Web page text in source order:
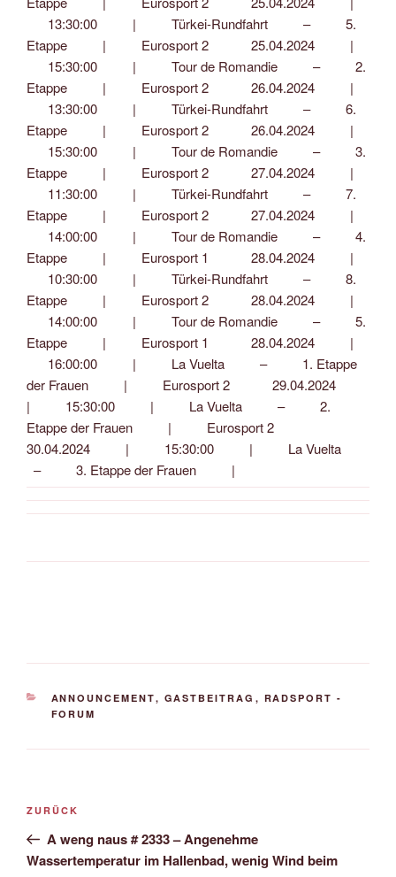
KATEGORIEN
ANNOUNCEMENT, GASTBEITRAG , RADSPORT -
FORUM
Beitrags-
Vorheriger
Beitrag
ZURÜCK
A weng naus # 2333 – Angenehme
Wassertemperatur im Hallenbad, wenig Wind beim